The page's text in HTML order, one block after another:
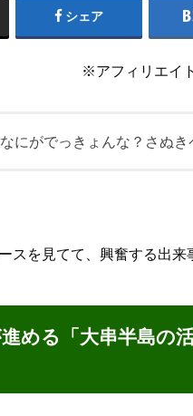
シェア
※アフィリエイ
なにがでっきょんな？さぬき
スを見てて、興奮する出来
める「大串半島の